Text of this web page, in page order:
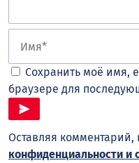
Сохранить моё имя,
браузере для
Оставляя комментарий,
конфиденциальности и